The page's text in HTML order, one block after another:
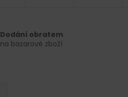
Dodání obratem
na bazarové zboží